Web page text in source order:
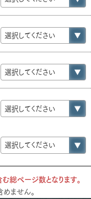
総ページ数となります。
ません。